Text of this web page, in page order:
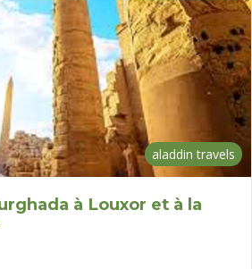
aladdin travels
à Louxor et à la